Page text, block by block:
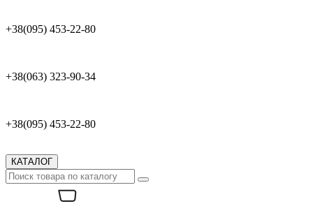
+38(095) 453-22-80
+38(063) 323-90-34
+38(095) 453-22-80
КАТАЛОГ